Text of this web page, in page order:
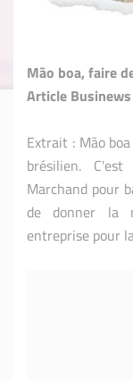
Mão boa, faire
Article
Extrait : Mão
brésilien.
Marchand pour
de donner la
entreprise pour